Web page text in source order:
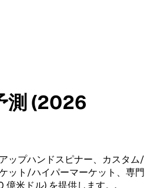
測 (2026
ップハンドスピナー、カスタム/
ット/ハイパーマーケット、専門
米ドル) を提供します。 .